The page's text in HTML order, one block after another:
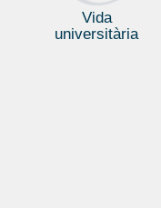
Vida
universitària